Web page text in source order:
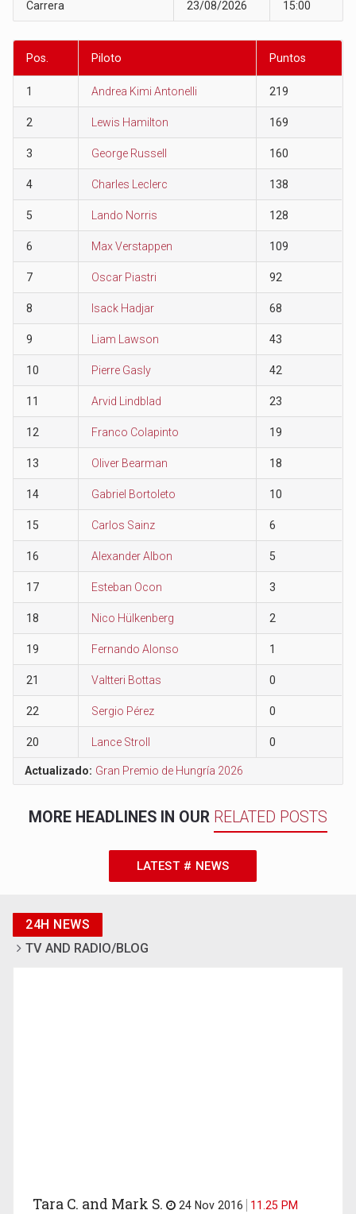
Carrera 23/08/2026 15:00
Pos. Piloto Puntos
1 Andrea Kimi Antonelli 219
2 Lewis Hamilton 169
3 George Russell 160
4 Charles Leclerc 138
5 Lando Norris 128
6 Max Verstappen 109
7 Oscar Piastri 92
8 Isack Hadjar 68
9 Liam Lawson 43
10 Pierre Gasly 42
11 Arvid Lindblad 23
12 Franco Colapinto 19
13 Oliver Bearman 18
14 Gabriel Bortoleto 10
15 Carlos Sainz 6
16 Alexander Albon 5
17 Esteban Ocon 3
18 Nico Hülkenberg 2
19 Fernando Alonso 1
21 Valtteri Bottas 0
22 Sergio Pérez 0
20 Lance Stroll 0
Actualizado: Gran Premio de Hungría 2026
MORE HEADLINES IN OUR RELATED POSTS
LATEST # NEWS
24H NEWS
TV AND RADIO/BLOG
Tara C. and Mark S. 24 Nov 2016 11.25 PM